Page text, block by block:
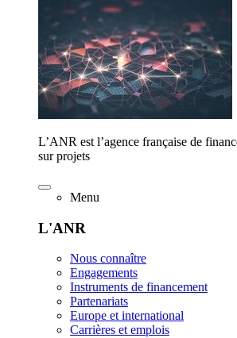
L’ANR est l’agence française de
sur projets
Menu
L'ANR
Nous connaître
Engagements
Instruments de financement
Partenariats
Europe et international
Carrières et emplois